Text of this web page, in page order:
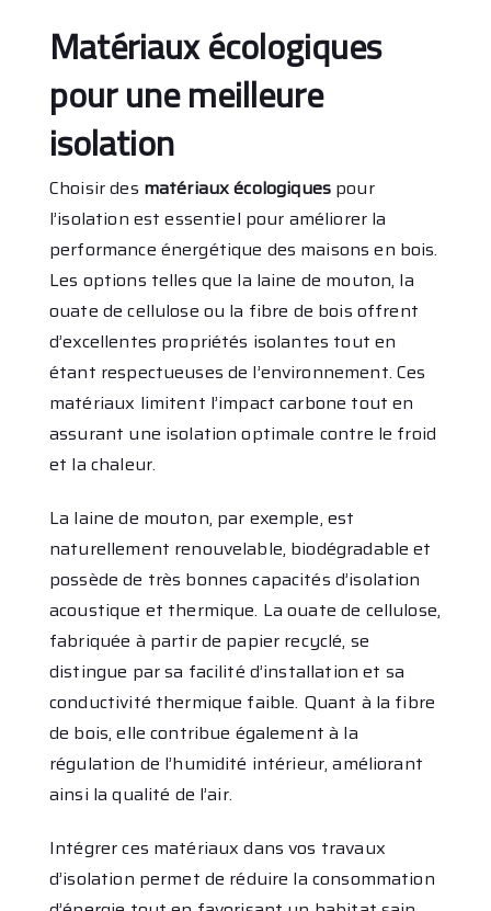
Matériaux écologiques
pour une meilleure
isolation
Choisir des matériaux écologiquespour
l’isolation est essentiel pour améliorer la
performance énergétique des maisons en bois.
Les options telles que la laine de mouton, la
ouate de cellulose ou la fibre de bois offrent
d’excellentes propriétés isolantes tout en
étant respectueuses de l’environnement. Ces
matériaux limitent l’impact carbone tout en
assurant une isolation optimale contre le froid
et la chaleur.
La laine de mouton, par exemple, est
naturellement renouvelable, biodégradable et
possède de très bonnes capacités d’isolation
acoustique et thermique. La ouate de cellulose,
fabriquée à partir de papier recyclé, se
distingue par sa facilité d’installation et sa
conductivité thermique faible. Quant à la fibre
de bois, elle contribue également à la
régulation de l’humidité intérieur, améliorant
ainsi la qualité de l’air.
Intégrer ces matériaux dans vos travaux
d’isolation permet de réduire la consommation